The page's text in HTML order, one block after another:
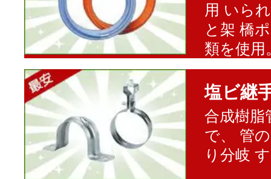
用 いら
と架 橋
類を使用
塩ビ継
合成樹脂
で、 管
り分岐